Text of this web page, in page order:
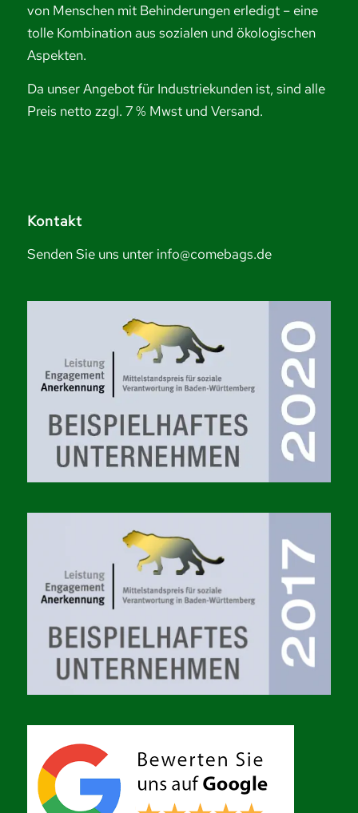
von Menschen mit Behinderungen erledigt – eine
tolle Kombination aus sozialen und ökologischen
Aspekten.
Da unser Angebot für Industriekunden ist, sind alle
Preis netto zzgl. 7 % Mwst und Versand.
Kontakt
Senden Sie uns unter info@comebags.de